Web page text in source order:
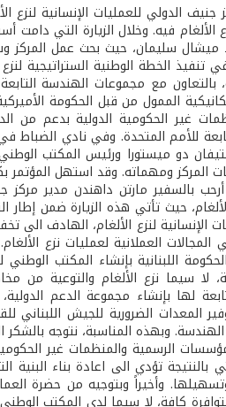
الدولي للعمليات الإنسانية لنزع
الألغام فيه. وخلال الزيارة التي
ميشال سليمان، حيث بحث عمل المركز
بالتعاون مع مجموعات الهندسة
الممول من قبل الحكومة
غير الحكومية الدولية بدعم من
للأمم المتحدة. وفي نادي
دو ميستورا ورئيس المكتب
المركز ومهماته. وقد استهل المؤتمر
بالسفير مارتن داهندن مدير مركز
حيث تأتي هذه الزيارة ضمن
الإنسانية لنزع الألغام، الهادف
العملانية لعمليات نزع
اللبنانية بإنشاء المكتب
لا سيما نزع الألغام والتوعية من
لها بإنشاء مجموعة الدعم
المعدات الضرورية للجيش اللبناني
وبهذه المناسبة، نتوجه بالشكر
الرسمية والمنظمات غير
بالنتيجة تؤدي الى اعادة بناء البنية
وأخيراً وبتوجيه من حضرة